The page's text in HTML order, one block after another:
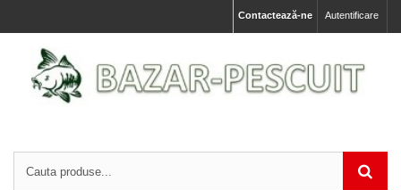
Autentificare
Contactează-ne